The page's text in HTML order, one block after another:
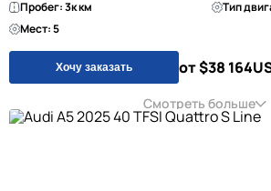
Пробег: 3к км
Тип
Мест: 5
Хочу заказать от $38 164
Смотреть больше